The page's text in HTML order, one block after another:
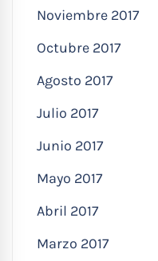
Noviembre 2017
Octubre 2017
Agosto 2017
Julio 2017
Junio 2017
Mayo 2017
Abril 2017
Marzo 2017